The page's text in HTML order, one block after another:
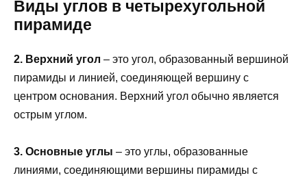
Виды углов в четырехугольной
пирамиде
2. Верхний угол – это угол, образованный вершиной
пирамиды и линией, соединяющей вершину с
центром основания. Верхний угол обычно является
острым углом.
3. Основные углы – это углы, образованные
линиями, соединяющими вершины пирамиды с